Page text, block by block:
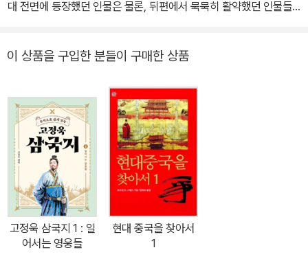
대 전면에 등장했던 인물은 물론, 뒤편에서 묵묵히 활약했던 인물들
다! 저자는 56인의 전기를 기술한 정사는 물론, 다양한 역사 문헌과
히 살피며, 그 삶의 정수를 간결하게 기술했다. 저자의 상당한 노력이
담긴 역작으로, 56인들의 매력이 생생하게 담겨 있다. 다채로운 인물
군상들을 통해 중국사를 좀 더 구체적으로 바라볼 수 있는 기회가 될
것이다. 오늘날의 중국이 이루어지기까지 그 바탕에 역사적으로 어떠
한 활약들이 있었는지, 자세하게 살펴보면서 더욱 중국에 대해 깊게
이해할 수 있다.
이 상품을 구입한 분들이 구매한 상품
고정욱 삼국지 1 : 일
어서는 영웅들
현대 중국을 찾아서
1